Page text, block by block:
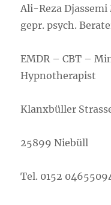
Ali-Reza Djassemi
gepr. psych.
EMDR – CBT –
Hypnotherapist
Klanxbüller
25899 Niebüll
Tel. 0152